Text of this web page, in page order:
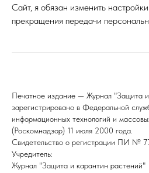
Сайт, я обязан изменить
прекращения передачи
Печатное издание — Журнал "Защита
зарегистрировано в Федеральной
информационных технологий и
(Роскомнадзор) 11 июля 2000 года.
Свидетельство о регистрации ПИ №
Учредитель:
Журнал "Защита и карантин растений"